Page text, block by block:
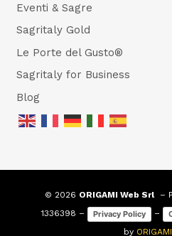
Eventi & Sagre
Sagritaly Gold
Le Porte del Gusto®
Sagritaly for Business
Blog
© 2026 ORIGAMI Web Srl–
1336398 –
Privacy Policy –
by